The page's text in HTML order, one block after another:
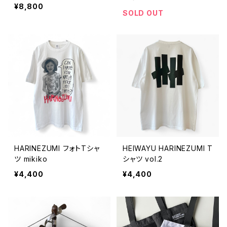
¥8,800
SOLD OUT
HARINEZUMI フォトTシャ
ツ mikiko
¥4,400
HEIWAYU HARINEZUMI T
シャツ vol.2
¥4,400